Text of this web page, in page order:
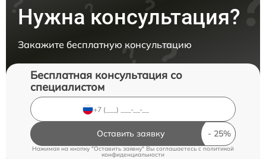
Нужна консультация?
Закажите бесплатную консультацию
Бесплатная консультация со
специалистом
Оставить заявку
Нажимая на кнопку "Оставить заявку" Вы соглашаетесь cполитикой
конфиденциальности